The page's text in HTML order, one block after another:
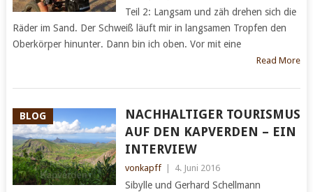
Teil 2: Langsam und zäh drehen sich die
Räder im Sand. Der Schweiß läuft mir in langsamen Tropfen den
Oberkörper hinunter. Dann bin ich oben. Vor mit eine
Read More
BLOG
NACHHALTIGER TOURISMUS
AUF DEN KAPVERDEN – EIN
INTERVIEW
vonkapff 4. Juni 2016
Sibylle und Gerhard Schellmann